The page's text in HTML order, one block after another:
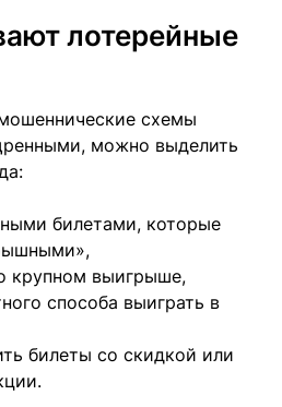
лотерейные
схемы
можно выделить
билетами, которые
выигрыше,
способа выиграть в
билеты со скидкой или